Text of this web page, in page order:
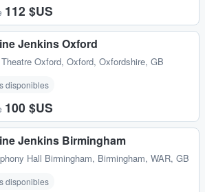
112 $US
Jenkins Oxford
Oxford, Oxford, Oxfordshire, GB
disponibles
100 $US
Jenkins Birmingham
Hall Birmingham, Birmingham, WAR, GB
disponibles